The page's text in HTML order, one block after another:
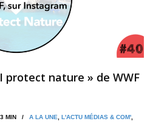
protect nature » de WWF
MIN / A LA UNE L'ACTU MÉDIAS & COM'